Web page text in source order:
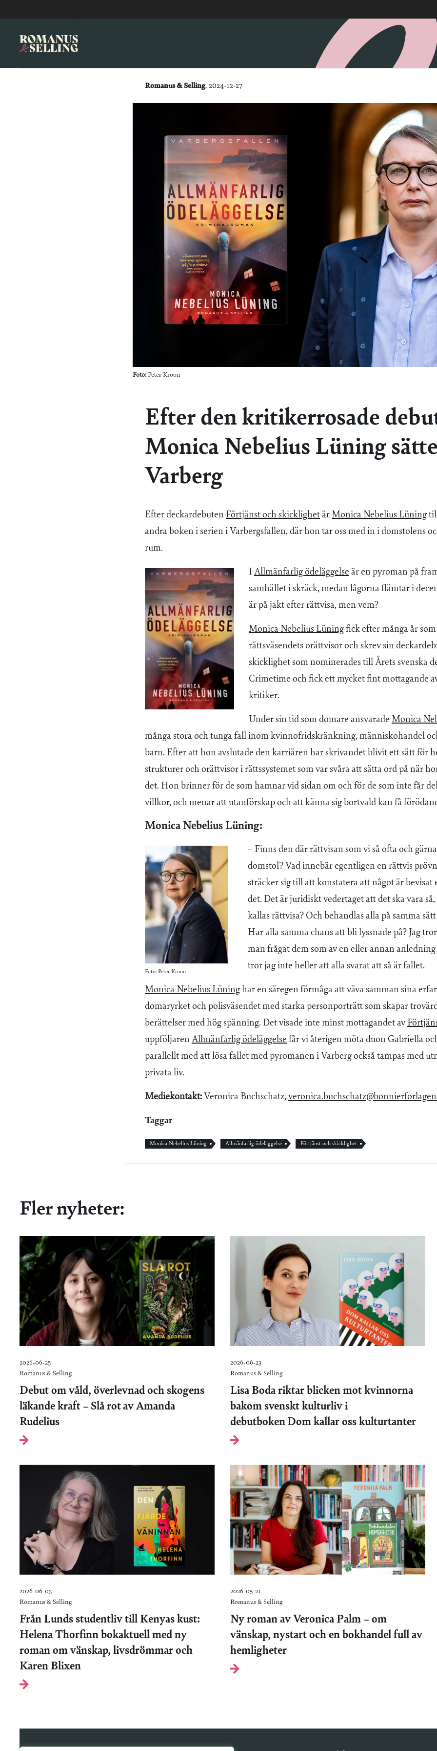
Romanus & Selling, 2024-12-27
Foto: Peter Kroon
Efter den kritikerrosade
Monica Nebelius Lüning
Varberg
Efter deckardebuten Förtjänst och skicklighet är Monica Nebelius Lüning
andra boken i serien i Varbergsfallen, där hon tar oss med in i domstolens
rum.
I Allmänfarlig ödeläggelse är en pyroman på
samhället i skräck, medan lågorna flämtar i
är på jakt efter rättvisa, men vem?
Monica Nebelius Lüning fick efter många år
rättsväsendets orättvisor och skrev sin
skicklighet som nominerades till Årets svenska
Crimetime och fick ett mycket fint mottagande
kritiker.
Under sin tid som domare ansvarade Monica
många stora och tunga fall inom kvinnofridskränkning, människohandel
barn. Efter att hon avslutade den karriären har skrivandet blivit ett sätt för
strukturer och orättvisor i rättssystemet som var svåra att sätta ord på när
det. Hon brinner för de som hamnar vid sidan om och för de som inte får
villkor, och menar att utanförskap och att känna sig bortvald kan få
Monica Nebelius Lüning:
Foto: Peter Kroon
– Finns den där rättvisan som vi så ofta och
domstol? Vad innebär egentligen en rättvis
sträcker sig till att konstatera att något är bevisat
det. Det är juridiskt vedertaget att det ska vara
kallas rättvisa? Och behandlas alla på samma
Har alla samma chans att bli lyssnade på? Jag
man frågat dem som av en eller annan
tror jag inte heller att alla svarat att så är fallet.
Monica Nebelius Lüning har en säregen förmåga att väva samman sina
domaryrket och polisväsendet med starka personporträtt som skapar
berättelser med hög spänning. Det visade inte minst mottagandet av
uppföljaren Allmänfarlig ödeläggelse får vi återigen möta duon Gabriella
parallellt med att lösa fallet med pyromanen i Varberg också tampas med
privata liv.
Mediekontakt: Veronica Buchschatz,
Taggar
Monica Nebelius Lüning Allmänfarlig ödeläggelse Förtjänst och skicklighet
Fler nyheter:
2026-06-25
Romanus & Selling
Debut om våld, överlevnad och skogens
läkande kraft – Slå rot av Amanda
Rudelius
2026-06-23
Romanus & Selling
Lisa Boda riktar blicken mot kvinnorna
bakom svenskt kulturliv i
debutboken Dom kallar oss kulturtanter
2026-06-03
Romanus & Selling
Från Lunds studentliv till Kenyas kust:
Helena Thorfinn bokaktuell med ny
roman om vänskap, livsdrömmar och
Karen Blixen
2026-05-21
Romanus & Selling
Ny roman av Veronica Palm – om
vänskap, nystart och en bokhandel full av
hemligheter